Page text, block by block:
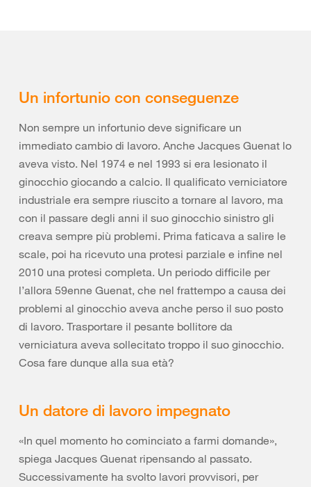
Un infortunio con conseguenze
Non sempre un infortunio deve significare un
immediato cambio di lavoro. Anche Jacques Guenat lo
aveva visto. Nel 1974 e nel 1993 si era lesionato il
ginocchio giocando a calcio. Il qualificato verniciatore
industriale era sempre riuscito a tornare al lavoro, ma
con il passare degli anni il suo ginocchio sinistro gli
creava sempre più problemi. Prima faticava a salire le
scale, poi ha ricevuto una protesi parziale e infine nel
2010 una protesi completa. Un periodo difficile per
l’allora 59enne Guenat, che nel frattempo a causa dei
problemi al ginocchio aveva anche perso il suo posto
di lavoro. Trasportare il pesante bollitore da
verniciatura aveva sollecitato troppo il suo ginocchio.
Cosa fare dunque alla sua età?
Un datore di lavoro impegnato
«In quel momento ho cominciato a farmi domande»,
spiega Jacques Guenat ripensando al passato.
Successivamente ha svolto lavori provvisori, per